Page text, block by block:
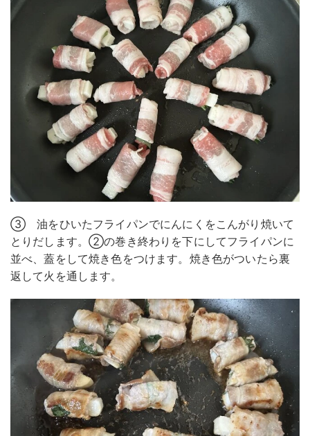
③ 油をひいたフライパンでにんにくをこんがり焼いて
とりだします。②の巻き終わりを下にしてフライパンに
並べ、蓋をして焼き色をつけます。焼き色がついたら裏
返して火を通します。